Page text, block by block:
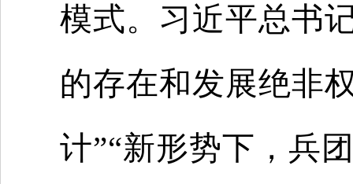
模式。习近平总书
的存在和发展绝非
计”“新形势下，兵